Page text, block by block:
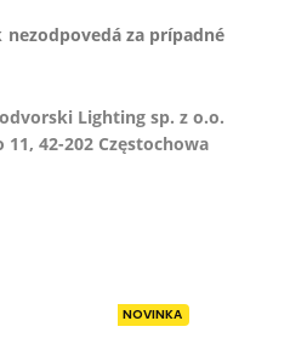
za prípadné
Lighting sp. z o.o.
11, 42-202 Częstochowa
NOVINKA